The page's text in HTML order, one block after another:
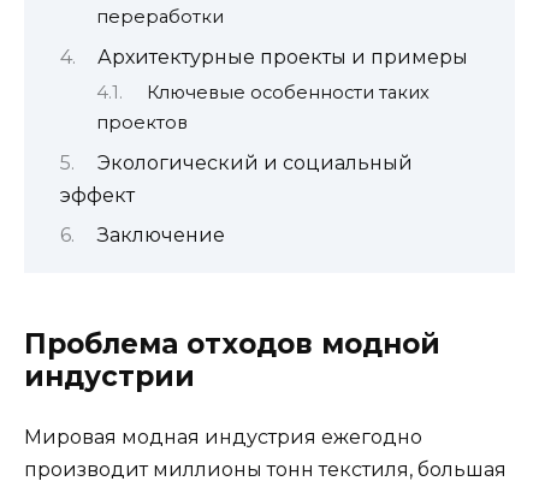
переработки
Архитектурные проекты и примеры
Ключевые особенности таких
проектов
Экологический и социальный
эффект
Заключение
Проблема отходов модной
индустрии
Мировая модная индустрия ежегодно
производит миллионы тонн текстиля, большая